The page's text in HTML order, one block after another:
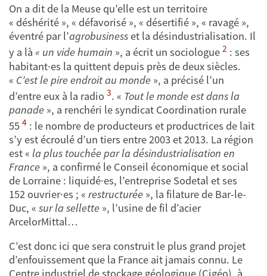
On a dit de la Meuse qu’elle est un territoire
« déshérité », « défavorisé », « désertifié », « ravagé »,
éventré par l’agrobusiness et la désindustrialisation. Il
y a là « un vide humain », a écrit un sociologue 2 : ses
habitant·es la quittent depuis près de deux siècles.
« C’est le pire endroit au monde », a précisé l’un
d’entre eux à la radio 3. « Tout le monde est dans la
panade », a renchéri le syndicat Coordination rurale
55 4 : le nombre de producteurs et productrices de lait
s’y est écroulé d’un tiers entre 2003 et 2013. La région
est « la plus touchée par la désindustrialisation en
France », a confirmé le Conseil économique et social
de Lorraine : liquidé·es, l’entreprise Sodetal et ses
152 ouvrier·es ; « restructurée », la filature de Bar-le-
Duc, « sur la sellette », l’usine de fil d’acier
ArcelorMittal…
C’est donc ici que sera construit le plus grand projet
d’enfouissement que la France ait jamais connu. Le